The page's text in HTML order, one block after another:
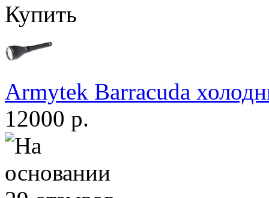
Купить
Armytek Barracuda
12000 р.